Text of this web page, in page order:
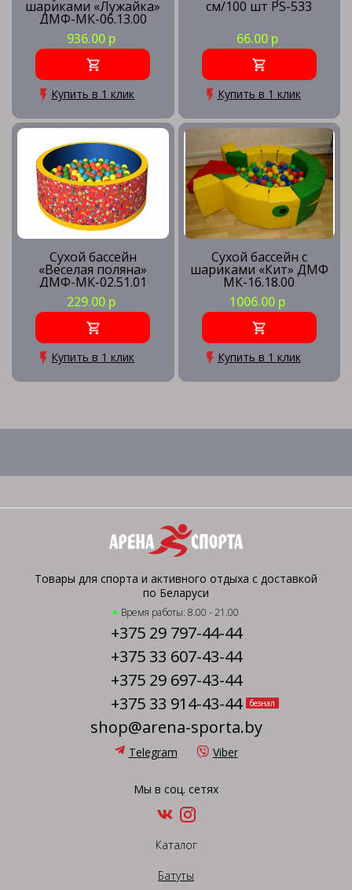
шариками «Лужайка»
ДМФ-МК-06.13.00
936.00 р
Купить в 1 клик
см/100 шт PS-533
66.00 р
Купить в 1 клик
Сухой бассейн
«Веселая поляна»
ДМФ-МК-02.51.01
229.00 р
Купить в 1 клик
Сухой бассейн с
шариками «Кит» ДМФ
МК-16.18.00
1006.00 р
Купить в 1 клик
Товары для спорта и активного отдыха с доставкой
по Беларуси
Время работы: 8.00 - 21.00
+375 29 797-44-44
+375 33 607-43-44
+375 29 697-43-44
+375 33 914-43-44
безнал
shop@arena-sporta.by
Telegram Viber
Мы в соц. сетях
Каталог
Батуты